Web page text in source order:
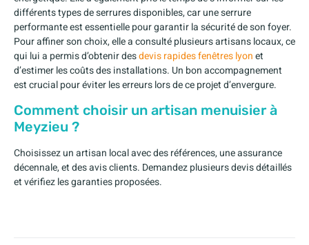
différents types de serrures disponibles, car une serrure
performante est essentielle pour garantir la sécurité de son foyer.
Pour affiner son choix, elle a consulté plusieurs artisans locaux, ce
qui lui a permis d’obtenir desdevis rapides fenêtres lyonet
d’estimer les coûts des installations. Un bon accompagnement
est crucial pour éviter les erreurs lors de ce projet d’envergure.
Comment choisir un artisan menuisier à
Meyzieu ?
Choisissez un artisan local avec des références, une assurance
décennale, et des avis clients. Demandez plusieurs devis détaillés
et vérifiez les garanties proposées.